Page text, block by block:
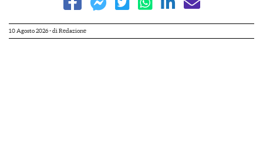
10 Agosto 2026- di Redazione